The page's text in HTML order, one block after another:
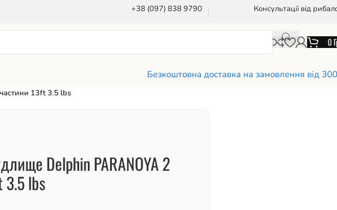
+38 (097) 838 9790 Консультації від
0
Безкоштовна доставка на замовлення від
13ft 3.5 lbs
Delphin PARANOYA 2
3.5 lbs